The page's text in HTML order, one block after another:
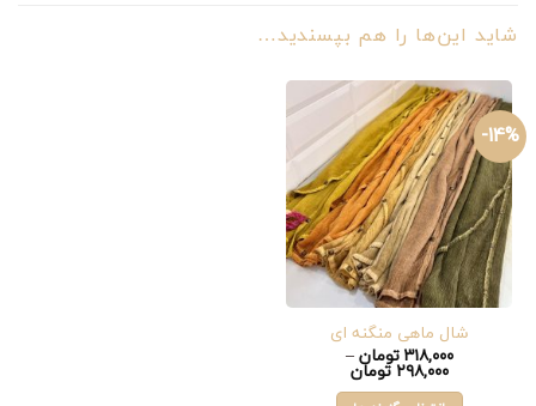
شاید این‌ها را هم بپسندید…
14%-
شال ماهی منگنه ای
۳۱۸,۰۰۰تومان–
۲۹۸,۰۰۰ تومانPrice
range: